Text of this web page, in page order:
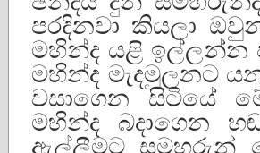
පරදිනවා කියලා
මහින්ද යළි ඉල්ලන්න
මහින්ද මැදමුලනට
වසාගෙන සිටියේ
මහින්ද බදාගෙන
ඇල්ලීමට සමහරුන්